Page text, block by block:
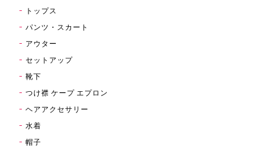
トップス
パンツ・スカート
アウター
セットアップ
靴下
つけ襟 ケープ エプロン
ヘアアクセサリー
水着
帽子